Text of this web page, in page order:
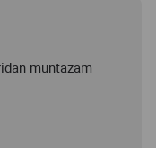
muntazam